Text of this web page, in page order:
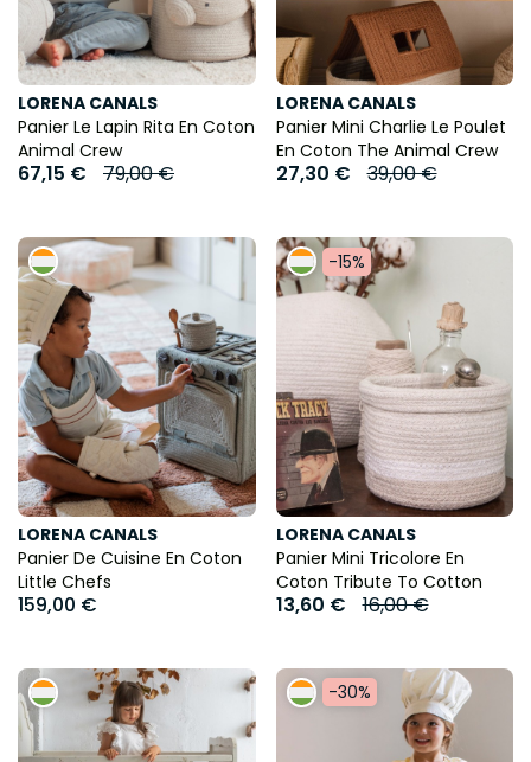
LORENA CANALS
Panier Le Lapin Rita En Coton
Animal Crew
67,15 € 79,00 €
LORENA CANALS
Panier Mini Charlie Le Poulet
En Coton The Animal Crew
27,30 € 39,00 €
LORENA CANALS
Panier De Cuisine En Coton
Little Chefs
159,00 €
-15%
LORENA CANALS
Panier Mini Tricolore En
Coton Tribute To Cotton
13,60 € 16,00 €
-30%